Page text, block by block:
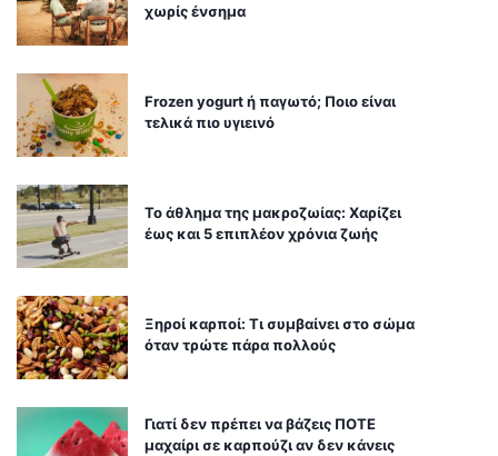
χωρίς ένσημα
Frozen yogurt ή παγωτό; Ποιο είναι
τελικά πιο υγιεινό
Το άθλημα της μακροζωίας: Χαρίζει
έως και 5 επιπλέον χρόνια ζωής
Ξηροί καρποί: Τι συμβαίνει στο σώμα
όταν τρώτε πάρα πολλούς
Γιατί δεν πρέπει να βάζεις ΠΟΤΕ
μαχαίρι σε καρπούζι αν δεν κάνεις